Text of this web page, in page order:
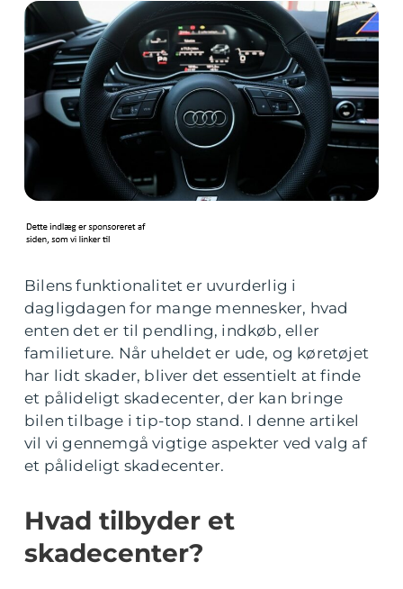
Bilens funktionalitet er uvurderlig i
dagligdagen for mange mennesker, hvad
enten det er til pendling, indkøb, eller
familieture. Når uheldet er ude, og køretøjet
har lidt skader, bliver det essentielt at finde
et pålideligt skadecenter, der kan bringe
bilen tilbage i tip-top stand. I denne artikel
vil vi gennemgå vigtige aspekter ved valg af
et pålideligt skadecenter.
Hvad tilbyder et
skadecenter?